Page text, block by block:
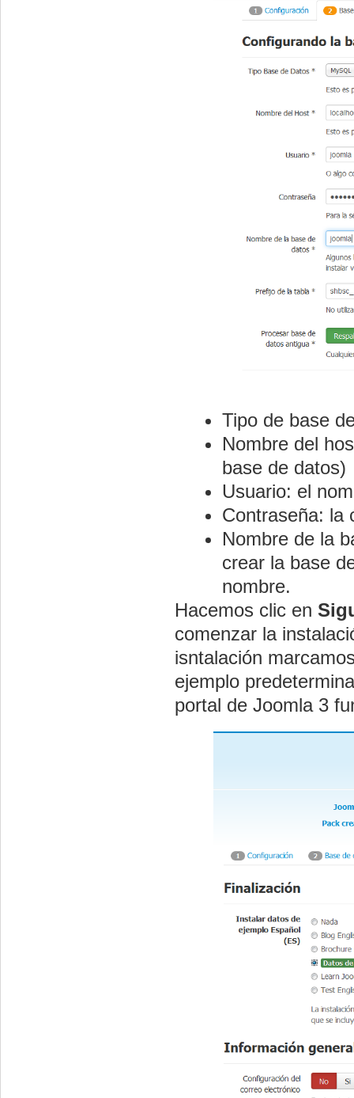
Tipo de base
Nombre del
base de datos)
Usuario: el
Contraseña: la
Nombre de la
crear la base
nombre.
Hacemos clic en
comenzar la
isntalación
ejemplo
portal de Joomla 3